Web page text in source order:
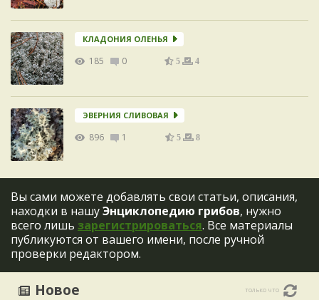
КЛАДОНИЯ ОЛЕНЬЯ
185 0 5 4
ЭВЕРНИЯ СЛИВОВАЯ
896 1 5 8
Вы сами можете добавлять свои статьи, описания,
находки в нашуЭнциклопедию грибов, нужно
всего лишь зарегистрироваться. Все материалы
публикуются от вашего имени, после ручной
проверки редактором.
Новое только что